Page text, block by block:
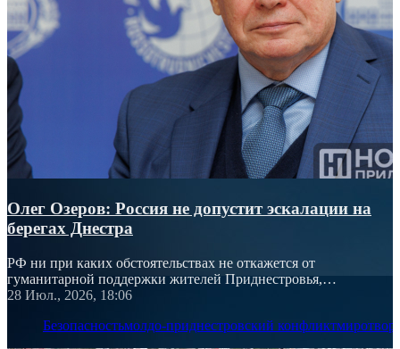
Олег Озеров: Россия не допустит эскалации на
берегах Днестра
РФ ни при каких обстоятельствах не откажется от
гуманитарной поддержки жителей Приднестровья,
подчеркнул посол России
28 Июл., 2026, 18:06
Безопасностьмолдо-приднестровский конфликт